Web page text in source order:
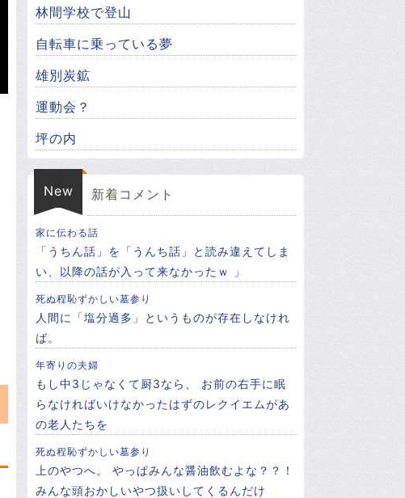
林間学校で登山
自転車に乗っている夢
雄別炭鉱
運動会？
坪の内
New 新着コメント
家に伝わる話
「うちん話」を「うんち話」と読み違えてしま
い、以降の話が入って来なかったｗ 」
死ぬ程恥ずかしい墓参り
人間に「塩分過多」というものが存在しなけれ
ば。
年寄りの夫婦
もし中3じゃなくて厨3なら、 お前の右手に眠
らなければいけなかったはずのレクイエムがあ
の老人たちを
死ぬ程恥ずかしい墓参り
上のやつへ。 やっぱみんな醤油飲むよな？？！
みんな頭おかしいやつ扱いしてくるんだけ